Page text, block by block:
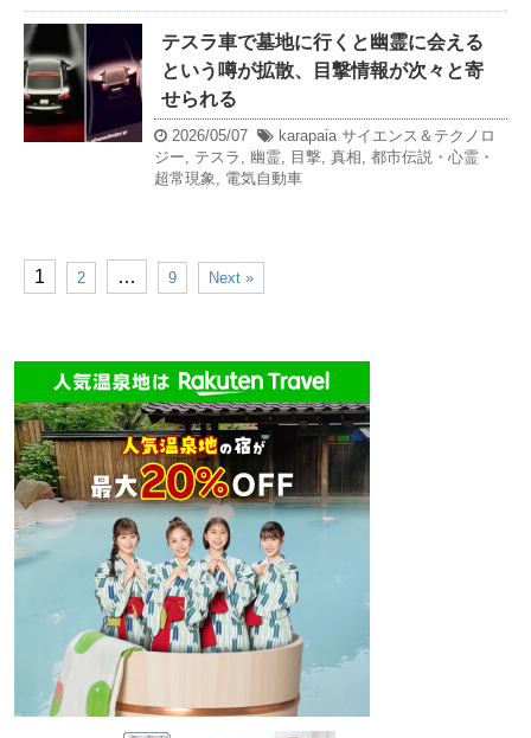
テスラ車で墓地に行くと幽霊に会える
という噂が拡散、目撃情報が次々と寄
せられる
2026/05/07 karapaia サイエンス＆テクノロ
ジー, テスラ , 幽霊, 目撃, 真相, 都市伝説・心霊・
超常現象, 電気自動車
1 2 … 9 Next »